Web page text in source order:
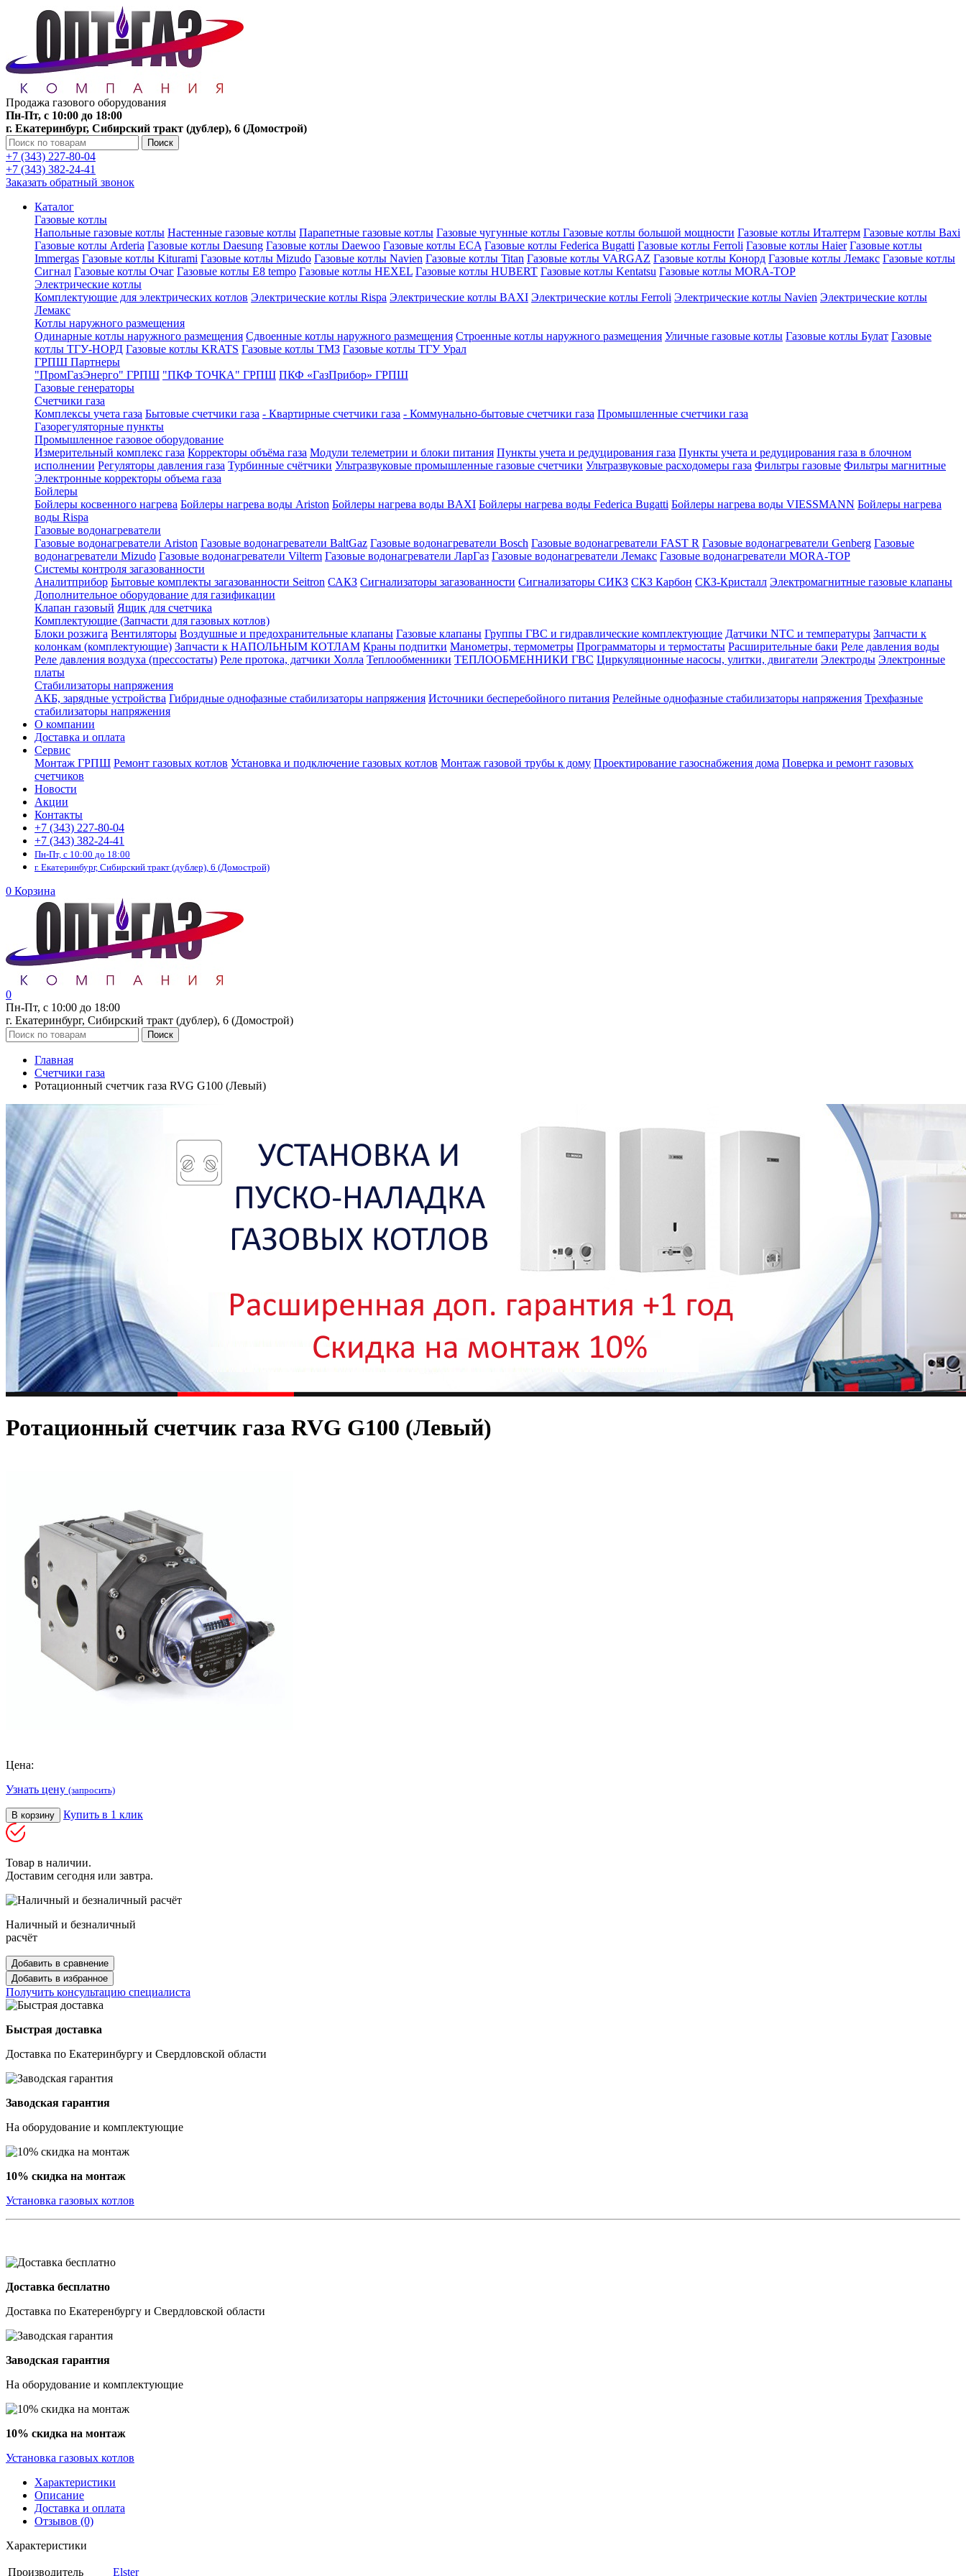
Продажа газового оборудования
Пн-Пт, с 10:00 до 18:00
г. Екатеринбург, Сибирский тракт (дублер), 6 (Домострой)
Поиск
+7 (343) 227-80-04
+7 (343) 382-24-41
Заказать обратный звонок
Каталог
Газовые котлы
Напольные газовые котлы Настенные газовые котлы Парапетные газовые котлы Газовые чугунные котлы Газовые котлы большой мощности Газовые котлы Италтерм Газовые котлы Baxi
Газовые котлы Arderia Газовые котлы Daesung Газовые котлы Daewoo Газовые котлы ECA Газовые котлы Federica Bugatti Газовые котлы Ferroli Газовые котлы Haier Газовые котлы
Immergas Газовые котлы Kiturami Газовые котлы Mizudo Газовые котлы Navien Газовые котлы Titan Газовые котлы VARGAZ Газовые котлы Конорд Газовые котлы Лемакс Газовые котлы
Сигнал Газовые котлы Очаг Газовые котлы E8 tempo Газовые котлы HEXEL Газовые котлы HUBERT Газовые котлы Kentatsu Газовые котлы MORA-TOP
Электрические котлы
Комплектующие для электрических котлов Электрические котлы Rispa Электрические котлы BAXI Электрические котлы Ferroli Электрические котлы Navien Электрические котлы
Лемакс
Котлы наружного размещения
Одинарные котлы наружного размещения Сдвоенные котлы наружного размещения Строенные котлы наружного размещения Уличные газовые котлы Газовые котлы Булат Газовые
котлы ТГУ-НОРД Газовые котлы KRATS Газовые котлы ТМЗ Газовые котлы ТГУ Урал
ГРПШ Партнеры
"ПромГазЭнерго" ГРПШ "ПКФ ТОЧКА" ГРПШ ПКФ «ГазПрибор» ГРПШ
Газовые генераторы
Счетчики газа
Комплексы учета газа Бытовые счетчики газа - Квартирные счетчики газа - Коммунально-бытовые счетчики газа Промышленные счетчики газа
Газорегуляторные пункты
Промышленное газовое оборудование
Измерительный комплекс газа Корректоры объёма газа Модули телеметрии и блоки питания Пункты учета и редуцирования газа Пункты учета и редуцирования газа в блочном
исполнении Регуляторы давления газа Турбинные счётчики Ультразвуковые промышленные газовые счетчики Ультразвуковые расходомеры газа Фильтры газовые Фильтры магнитные
Электронные корректоры объема газа
Бойлеры
Бойлеры косвенного нагрева Бойлеры нагрева воды Ariston Бойлеры нагрева воды BAXI Бойлеры нагрева воды Federica Bugatti Бойлеры нагрева воды VIESSMANN Бойлеры нагрева
воды Rispa
Газовые водонагреватели
Газовые водонагреватели Ariston Газовые водонагреватели BaltGaz Газовые водонагреватели Bosch Газовые водонагреватели FAST R Газовые водонагреватели Genberg Газовые
водонагреватели Mizudo Газовые водонагреватели Vilterm Газовые водонагреватели ЛарГаз Газовые водонагреватели Лемакс Газовые водонагреватели MORA-TOP
Системы контроля загазованности
Аналитприбор Бытовые комплекты загазованности Seitron САКЗ Сигнализаторы загазованности Сигнализаторы СИКЗ СКЗ Карбон СКЗ-Кристалл Электромагнитные газовые клапаны
Дополнительное оборудование для газификации
Клапан газовый Ящик для счетчика
Комплектующие (Запчасти для газовых котлов)
Блоки розжига Вентиляторы Воздушные и предохранительные клапаны Газовые клапаны Группы ГВС и гидравлические комплектующие Датчики NTC и температуры Запчасти к
колонкам (комплектующие) Запчасти к НАПОЛЬНЫМ КОТЛАМ Краны подпитки Манометры, термометры Программаторы и термостаты Расширительные баки Реле давления воды
Реле давления воздуха (прессостаты) Реле протока, датчики Холла Теплообменники ТЕПЛООБМЕННИКИ ГВС Циркуляционные насосы, улитки, двигатели Электроды Электронные
платы
Стабилизаторы напряжения
АКБ, зарядные устройства Гибридные однофазные стабилизаторы напряжения Источники бесперебойного питания Релейные однофазные стабилизаторы напряжения Трехфазные
стабилизаторы напряжения
О компании
Доставка и оплата
Сервис
Монтаж ГРПШ Ремонт газовых котлов Установка и подключение газовых котлов Монтаж газовой трубы к дому Проектирование газоснабжения дома Поверка и ремонт газовых
счетчиков
Новости
Акции
Контакты
+7 (343) 227-80-04
+7 (343) 382-24-41
Пн-Пт, с 10:00 до 18:00
г. Екатеринбург, Сибирский тракт (дублер), 6 (Домострой)
0 Корзина
0
Пн-Пт, с 10:00 до 18:00
г. Екатеринбург, Сибирский тракт (дублер), 6 (Домострой)
Поиск
Главная
Счетчики газа
Ротационный счетчик газа RVG G100 (Левый)
Ротационный счетчик газа RVG G100 (Левый)
Цена:
Узнать цену (запросить)
В корзину Купить в 1 клик
Товар в наличии.
Доставим сегодня или завтра.
Наличный и безналичный
расчёт
Добавить в сравнение
Добавить в избранное
Получить консультацию специалиста
Быстрая доставка
Доставка по Екатеринбургу и Свердловской области
Заводская гарантия
На оборудование и комплектующие
10% скидка на монтаж
Установка газовых котлов
Доставка бесплатно
Доставка по Екатеренбургу и Свердловской области
Заводская гарантия
На оборудование и комплектующие
10% скидка на монтаж
Установка газовых котлов
Характеристики
Описание
Доставка и оплата
Отзывов (0)
Характеристики
Производитель Elster